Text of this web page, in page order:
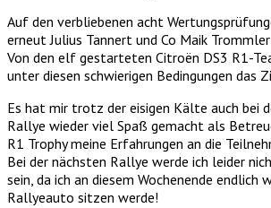
Auf den verbliebenen acht
erneut Julius Tannert und Co Maik
Von den elf gestarteten Citroën DS3 R1-
unter diesen schwierigen Bedingungen das
Es hat mir trotz der eisigen Kälte auch bei
Rallye wieder viel Spaß gemacht als
R1 Trophy meine Erfahrungen an die
Bei der nächsten Rallye werde ich leider
sein, da ich an diesem Wochenende endlich
Rallyeauto sitzen werde!